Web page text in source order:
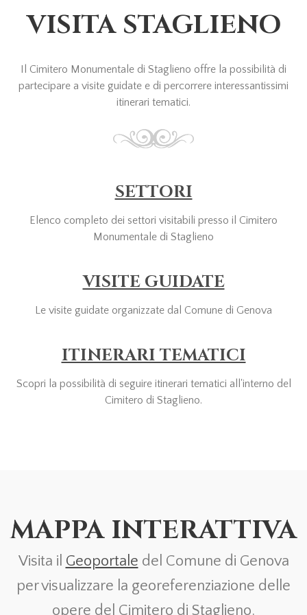
VISITA STAGLIENO
Il Cimitero Monumentale di Staglieno offre la possibilità di
partecipare a visite guidate e di percorrere interessantissimi
itinerari tematici.
SETTORI
Elenco completo dei settori visitabili presso il Cimitero
Monumentale di Staglieno
VISITE GUIDATE
Le visite guidate organizzate dal Comune di Genova
ITINERARI TEMATICI
Scopri la possibilità di seguire itinerari tematici all'interno del
Cimitero di Staglieno.
MAPPA INTERATTIVA
Visita il Geoportale del Comune di Genova
per visualizzare la georeferenziazione delle
opere del Cimitero di Staglieno.